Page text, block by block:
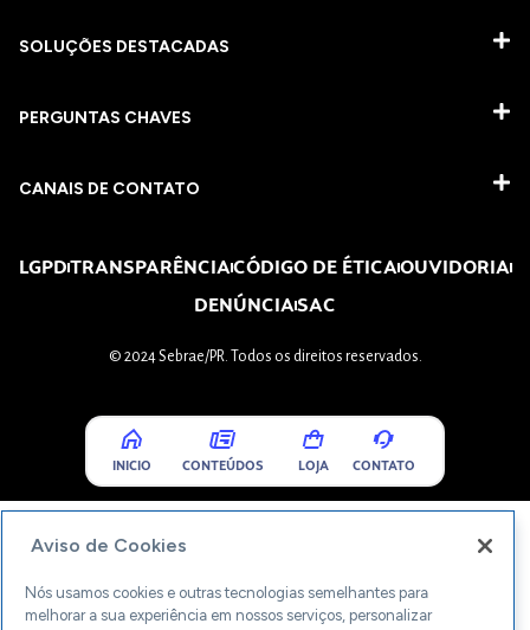
SOLUÇÕES DESTACADAS
PERGUNTAS CHAVES​
CANAIS DE CONTATO
LGPDTRANSPARÊNCIACÓDIGO DE ÉTICAOUVIDORIA
DENÚNCIASAC
© 2024 Sebrae/PR. Todos os direitos reservados.
INICIO CONTEÚDOS LOJA CONTATO
Aviso de Cookies
Nós usamos cookies e outras tecnologias semelhantes para
melhorar a sua experiência em nossos serviços, personalizar